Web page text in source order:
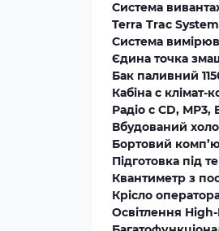
Система
Terra Trac
Система
Єдина точка
Бак паливний
Кабіна с клімат-
Радіо с СD, МР3,
Вбудований
Бортовий
Підготовка під
Квантиметр з
Крісло
Освітлення